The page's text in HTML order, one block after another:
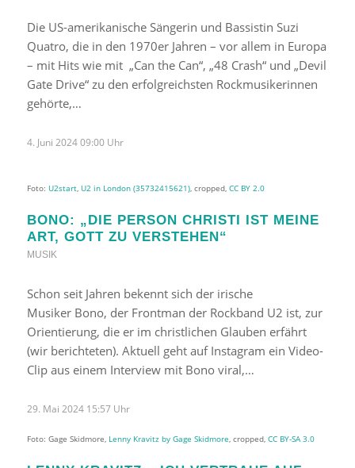
Die US-amerikanische Sängerin und Bassistin Suzi
Quatro, die in den 1970er Jahren – vor allem in Europa
– mit Hits wie mit „Can the Can“, „48 Crash“ und „Devil
Gate Drive“ zu den erfolgreichsten Rockmusikerinnen
gehörte,…
4. Juni 2024 09:00 Uhr
Foto: U2start, U2 in London (35732415621), cropped, CC BY 2.0
BONO: „DIE PERSON CHRISTI IST MEINE
ART, GOTT ZU VERSTEHEN“
MUSIK
Schon seit Jahren bekennt sich der irische
Musiker Bono, der Frontman der Rockband U2 ist, zur
Orientierung, die er im christlichen Glauben erfährt
(wir berichteten). Aktuell geht auf Instagram ein Video-
Clip aus einem Interview mit Bono viral,…
29. Mai 2024 15:57 Uhr
Foto: Gage Skidmore, Lenny Kravitz by Gage Skidmore , cropped, CC BY-SA 3.0